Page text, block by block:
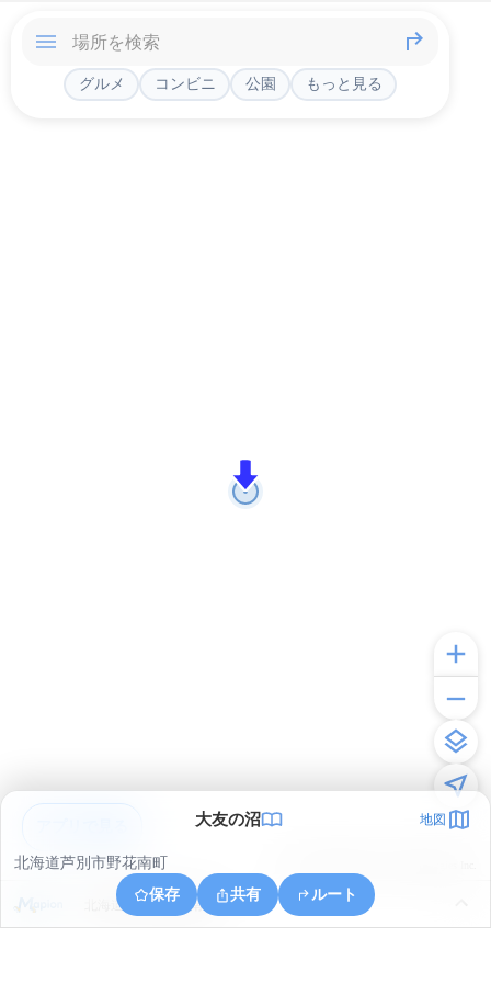
グルメ コンビニ 公園 もっと見る
大友の沼 地図
北海道芦別市野花南町
保存
共有 ルート
北海道芦別市野花南町